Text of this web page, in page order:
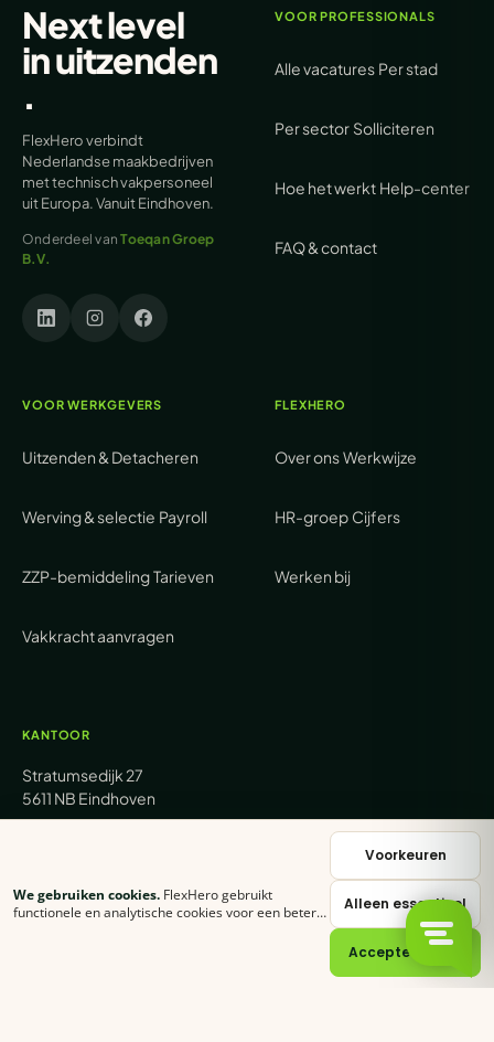
Next level
inuitzenden
.
FlexHero verbindt
Nederlandse maakbedrijven
met technisch vakpersoneel
uit Europa. Vanuit Eindhoven.
Onderdeel vanToeqan Groep
B.V.
VOOR PROFESSIONALS
Alle vacatures Per stad
Per sector Solliciteren
Hoe het werkt Help-center
FAQ & contact
VOOR WERKGEVERS
Uitzenden & Detacheren
Werving & selectie Payroll
ZZP-bemiddelingTarieven
Vakkracht aanvragen
FLEXHERO
Over onsWerkwijze
HR-groep Cijfers
Werken bij
KANTOOR
Stratumsedijk 27
5611 NB Eindhoven
sales@flexhero.com
We gebruiken cookies. FlexHero gebruikt
functionele en analytische cookies voor een betere
Voorkeuren
Alleen essentieel
Accepteer alles